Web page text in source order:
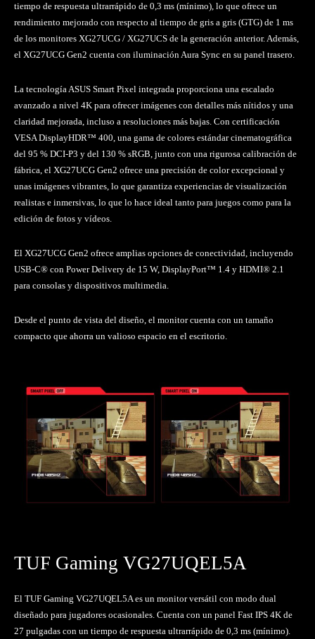
tiempo de respuesta ultrarrápido de 0,3 ms (mínimo), lo que ofrece un
rendimiento mejorado con respecto al tiempo de gris a gris (GTG) de 1 ms
de los monitores XG27UCG / XG27UCS de la generación anterior. Además,
el XG27UCG Gen2 cuenta con iluminación Aura Sync en su panel trasero.
La tecnología ASUS Smart Pixel integrada proporciona una escalado
avanzado a nivel 4K para ofrecer imágenes con detalles más nítidos y una
claridad mejorada, incluso a resoluciones más bajas. Con certificación
VESA DisplayHDR™ 400, una gama de colores estándar cinematográfica
del 95 % DCI-P3 y del 130 % sRGB, junto con una rigurosa calibración de
fábrica, el XG27UCG Gen2 ofrece una precisión de color excepcional y
unas imágenes vibrantes, lo que garantiza experiencias de visualización
realistas e inmersivas, lo que lo hace ideal tanto para juegos como para la
edición de fotos y vídeos.
El XG27UCG Gen2 ofrece amplias opciones de conectividad, incluyendo
USB-C® con Power Delivery de 15 W, DisplayPort™ 1.4 y HDMI® 2.1
para consolas y dispositivos multimedia.
Desde el punto de vista del diseño, el monitor cuenta con un tamaño
compacto que ahorra un valioso espacio en el escritorio.
TUF Gaming VG27UQEL5A
El TUF Gaming VG27UQEL5A es un monitor versátil con modo dual
diseñado para jugadores ocasionales. Cuenta con un panel Fast IPS 4K de
27 pulgadas con un tiempo de respuesta ultrarrápido de 0,3 ms (mínimo).